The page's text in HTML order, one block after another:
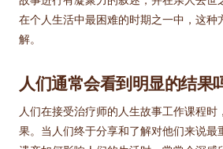
在个人生活中最困难的时期之一中，这种
解。
人们通常会看到明显的结果
人们在接受治疗师的人生故事工作课程时
果。当人们终于分享和了解对他们来说最